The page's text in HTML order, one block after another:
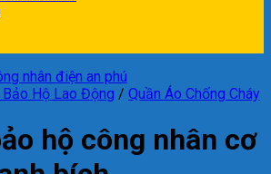
Bảo Hộ Lao Động / Quần Áo Chống Cháy
hộ công nhân cơ